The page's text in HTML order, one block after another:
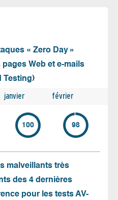
« Zero Day »
Web et e-mails
Testing)
janvier février
100 98
malveillants très
des 4 dernières
pour les tests AV-